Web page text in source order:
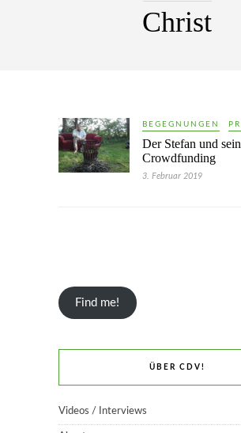
Christ
BEGEGNUNGEN
Der Stefan und sein
Crowdfunding
3. Februar 2019
Find me!
ÜBER CDV!
Videos / Interviews